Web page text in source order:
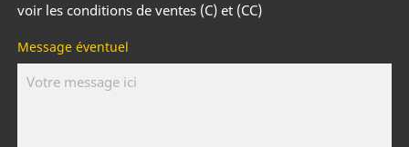
voir les conditions de ventes (C) et (CC)
Message éventuel